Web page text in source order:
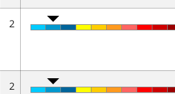
2
2